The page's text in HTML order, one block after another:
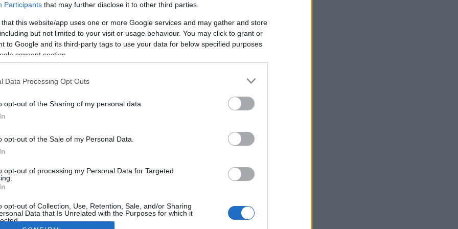
Participants that may further disclose it to other third parties.
this website/app uses one or more Google services and may gather and store
but not limited to your visit or usage behaviour. You may click to grant or
to Google and its third-party tags to use your data for below specified purposes
consent section.
Data Processing Opt Outs
opt-out of the Sharing of my personal data.
opt-out of the Sale of my Personal Data.
opt-out of processing my Personal Data for Targeted
opt-out of Collection, Use, Retention, Sale, and/or Sharing
Data that Is Unrelated with the Purposes for which it